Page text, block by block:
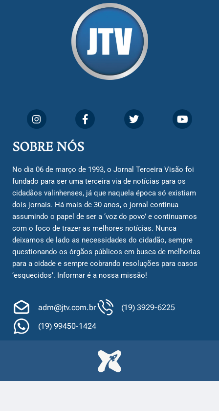
SOBRE NÓS
No dia 06 de março de 1993, o Jornal Terceira Visão foi
fundado para ser uma terceira via de notícias para os
cidadãos valinhenses, já que naquela época só existiam
dois jornais. Há mais de 30 anos, o jornal continua
assumindo o papel de ser a ‘voz do povo’ e continuamos
com o foco de trazer as melhores notícias. Nunca
deixamos de lado as necessidades do cidadão, sempre
questionando os órgãos públicos em busca de melhorias
para a cidade e sempre cobrando resoluções para casos
‘esquecidos’. Informar é a nossa missão!
adm@jtv.com.br
(19) 3929-6225
(19) 99450-1424